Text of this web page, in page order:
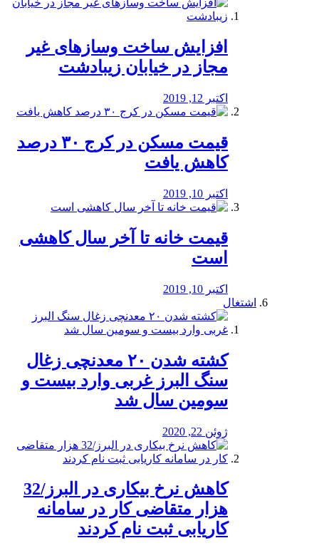
افزایش ساخت وسازهای غیر
مجاز در خیابان زیبادشت
اکتبر 12, 2019
️قیمت مسکن در کرج ۳۰ درصد
کاهش یافت
اکتبر 10, 2019
قیمت خانه تا آخر سال کاهشی
است
اکتبر 10, 2019
اشتغال
کشته شدن ۲۰ معدنچی زغال
سنگ البرز غربی وارد بیست و
سومین سال شد
ژوئن 22, 2020
کاهش نرخ بیکاری در البرز/32
هزار متقاضی کار در سامانه
کاریابی ثبت نام کردند